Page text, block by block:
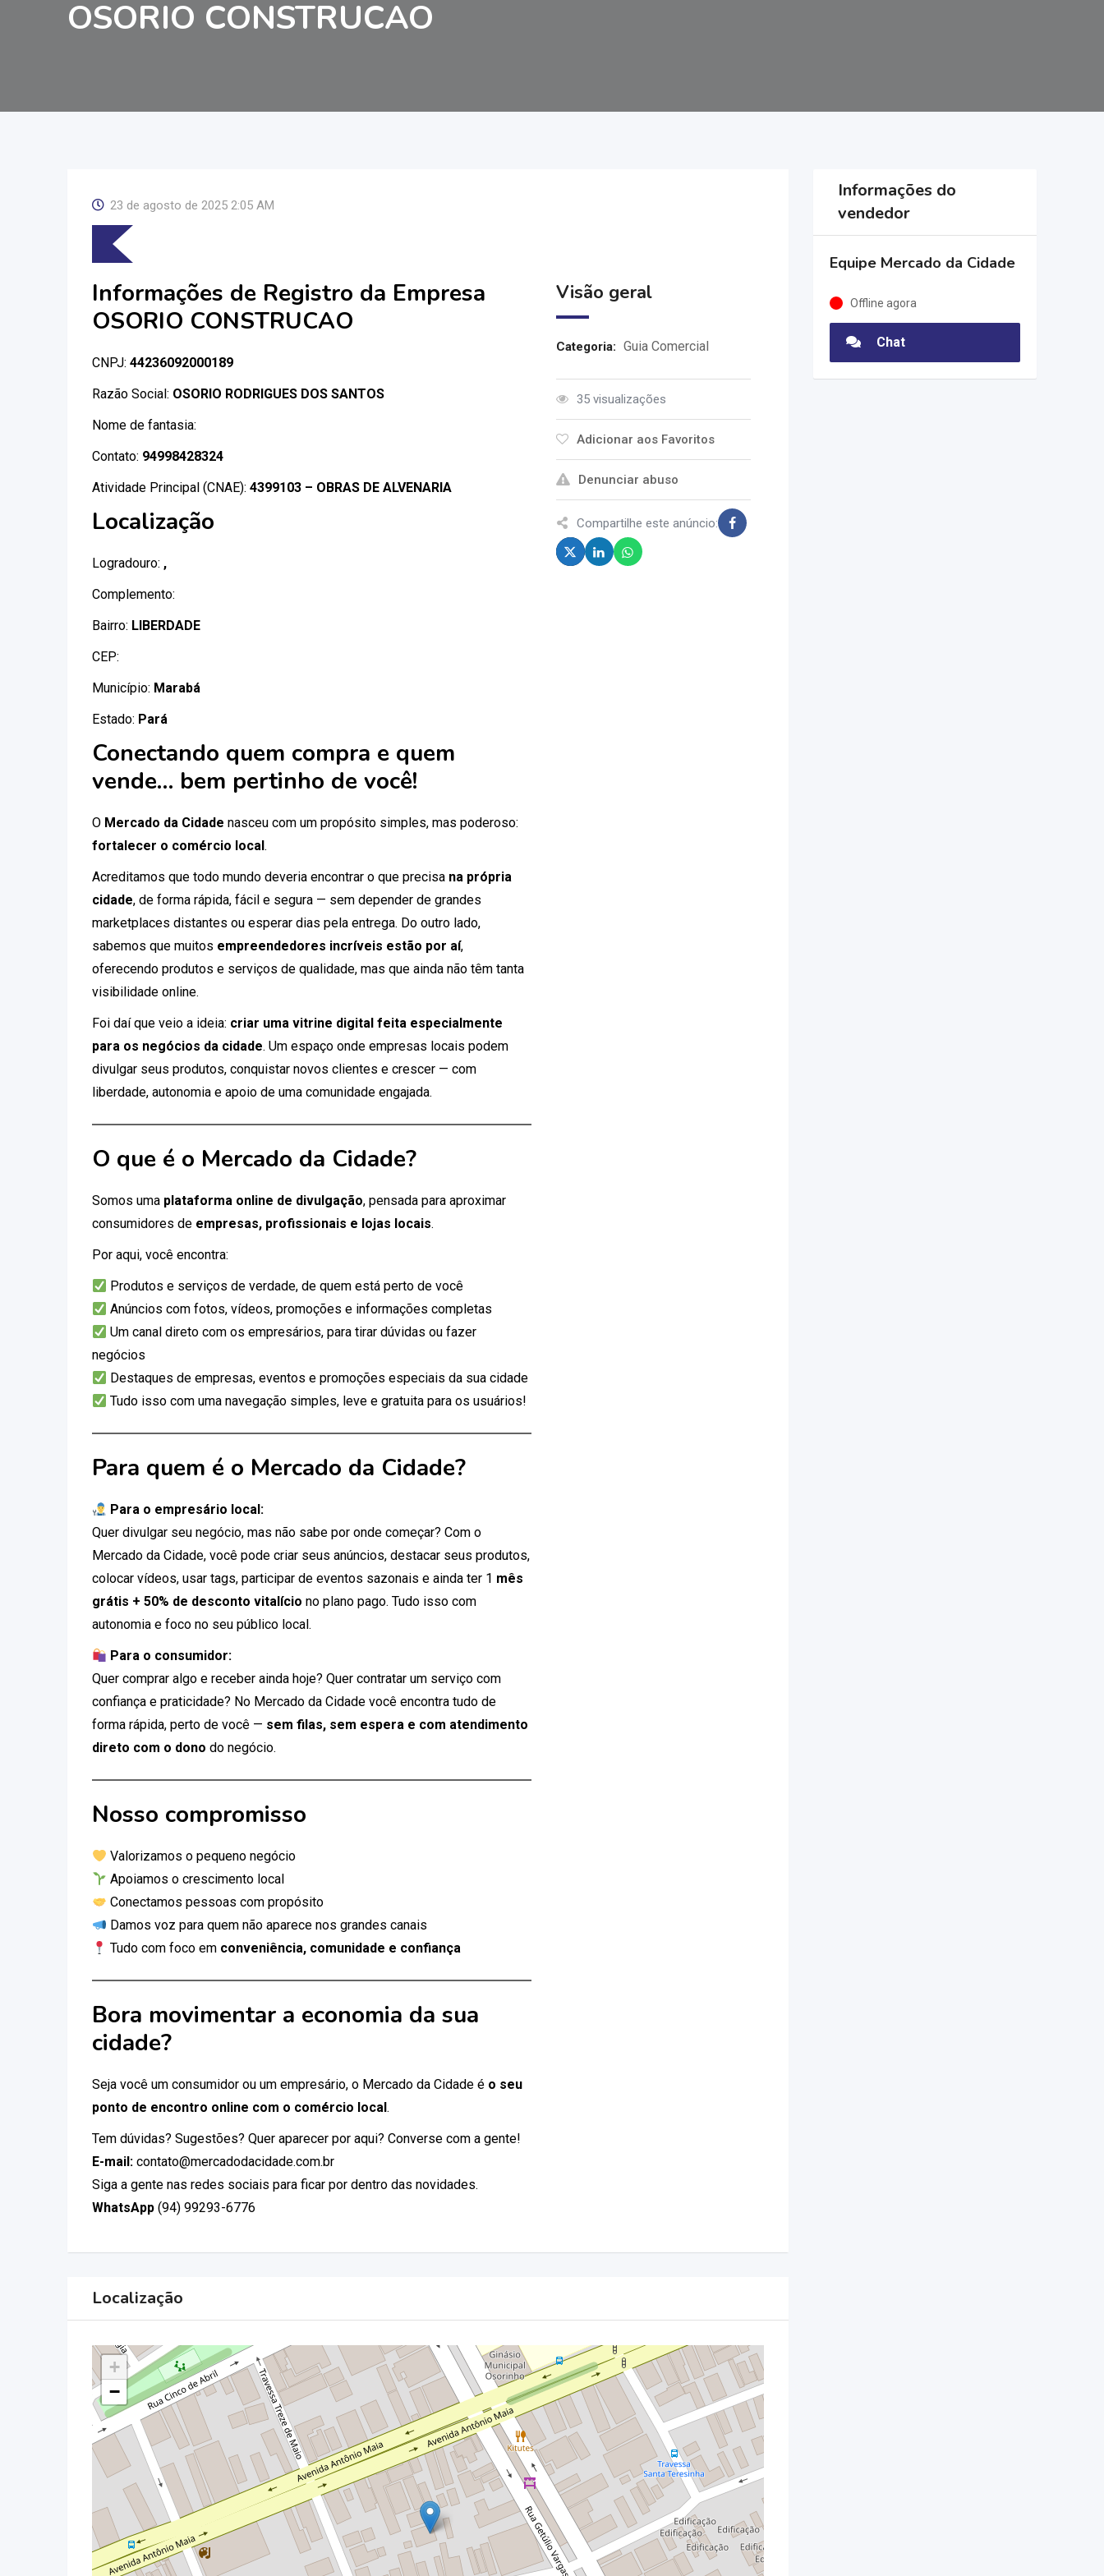
OSORIO CONSTRUCAO
23 de agosto de 2025 2:05 AM
Informações de Registro da Empresa
OSORIO CONSTRUCAO
CNPJ: 44236092000189
Razão Social: OSORIO RODRIGUES DOS SANTOS
Nome de fantasia:
Contato: 94998428324
Atividade Principal (CNAE): 4399103 – OBRAS DE ALVENARIA
Localização
Logradouro: ,
Complemento:
Bairro: LIBERDADE
CEP:
Município: Marabá
Estado: Pará
Conectando quem compra e quem
vende… bem pertinho de você!
O Mercado da Cidade nasceu com um propósito simples, mas poderoso:
fortalecer o comércio local.
Acreditamos que todo mundo deveria encontrar o que precisa na própria
cidade, de forma rápida, fácil e segura — sem depender de grandes
marketplaces distantes ou esperar dias pela entrega. Do outro lado,
sabemos que muitos empreendedores incríveis estão por aí,
oferecendo produtos e serviços de qualidade, mas que ainda não têm tanta
visibilidade online.
Foi daí que veio a ideia: criar uma vitrine digital feita especialmente
para os negócios da cidade. Um espaço onde empresas locais podem
divulgar seus produtos, conquistar novos clientes e crescer — com
liberdade, autonomia e apoio de uma comunidade engajada.
O que é o Mercado da Cidade?
Somos uma plataforma online de divulgação, pensada para aproximar
consumidores de empresas, profissionais e lojas locais.
Por aqui, você encontra:
Produtos e serviços de verdade, de quem está perto de você
Anúncios com fotos, vídeos, promoções e informações completas
Um canal direto com os empresários, para tirar dúvidas ou fazer
negócios
Destaques de empresas, eventos e promoções especiais da sua cidade
Tudo isso com uma navegação simples, leve e gratuita para os usuários!
Para quem é o Mercado da Cidade?
Para o empresário local:
Quer divulgar seu negócio, mas não sabe por onde começar? Com o
Mercado da Cidade, você pode criar seus anúncios, destacar seus produtos,
colocar vídeos, usar tags, participar de eventos sazonais e ainda ter 1 mês
grátis + 50% de desconto vitalício no plano pago. Tudo isso com
autonomia e foco no seu público local.
Para o consumidor:
Quer comprar algo e receber ainda hoje? Quer contratar um serviço com
confiança e praticidade? No Mercado da Cidade você encontra tudo de
forma rápida, perto de você — sem filas, sem espera e com atendimento
direto com o dono do negócio.
Nosso compromisso
Valorizamos o pequeno negócio
Apoiamos o crescimento local
Conectamos pessoas com propósito
Damos voz para quem não aparece nos grandes canais
Tudo com foco em conveniência, comunidade e confiança
Bora movimentar a economia da sua
cidade?
Seja você um consumidor ou um empresário, o Mercado da Cidade é o seu
ponto de encontro online com o comércio local.
Tem dúvidas? Sugestões? Quer aparecer por aqui? Converse com a gente!
E-mail: contato@mercadodacidade.com.br
Siga a gente nas redes sociais para ficar por dentro das novidades.
WhatsApp (94) 99293-6776
Visão geral
Categoria: Guia Comercial
35 visualizações
Adicionar aos Favoritos
Denunciar abuso
Compartilhe este anúncio:
Localização
+
−
Informações do
vendedor
Equipe Mercado da Cidade
Offline agora
Chat